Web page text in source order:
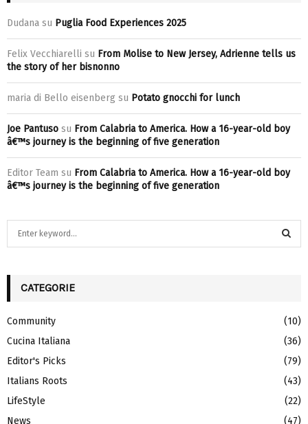
Dudana su Puglia Food Experiences 2025
Felix Vecchiarelli su From Molise to New Jersey, Adrienne tells us
the story of her bisnonno
maria di Bello eisenberg su Potato gnocchi for lunch
Joe Pantuso su From Calabria to America. How a 16-year-old boy
â€™s journey is the beginning of five generation
Editor Team su From Calabria to America. How a 16-year-old boy
â€™s journey is the beginning of five generation
h
o
r
:
A
R
H
CATEGORIE
Community
(10)
Cucina Italiana
(36)
Editor's Picks
(79)
Italians Roots
(43)
LifeStyle
(22)
News
(47)